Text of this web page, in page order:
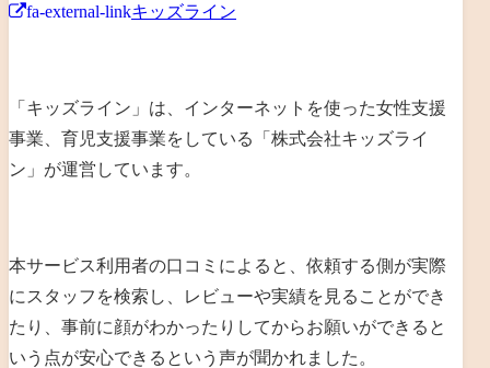
fa-external-linkキッズライン
「キッズライン」は、 インターネットを使った女性支援
事業、育児支援事業を している「 株式会社キッズライ
ン 」が運営しています。
本サービス利用者の口コミによると、依頼する側が実際
にスタッフを検索し、レビューや実績を見ることができ
たり、事前に顔がわかったりしてからお願いができると
いう点が安心できるという声が聞かれました。